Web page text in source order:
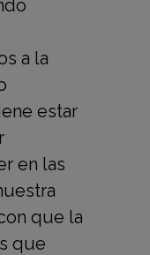
a la
estar
en las
que la
que